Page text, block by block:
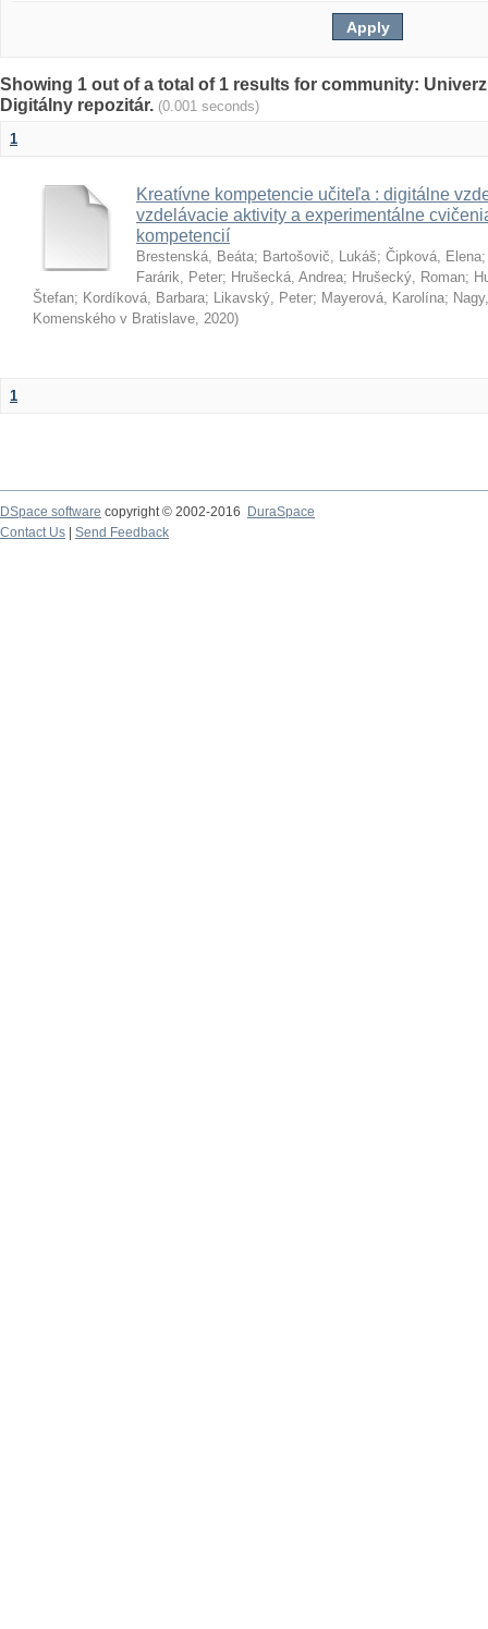
Showing 1 out of a total of 1 results for community:
Digitálny repozitár. (0.001 seconds)
1
Kreatívne kompetencie učiteľa : digitálne
vzdelávacie aktivity a experimentálne
kompetencií
Brestenská, Beáta; Bartošovič, Lukáš; Čipková, Elena
Farárik, Peter; Hrušecká, Andrea; Hrušecký, Roman;
Štefan; Kordíková, Barbara; Likavský, Peter; Mayerová, Karolína;
Komenského v Bratislave, 2020)
1
DSpace software copyright © 2002-2016
DuraSpace
Contact Us
Send Feedback